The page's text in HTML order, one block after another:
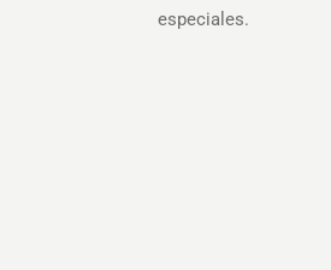
especiales.